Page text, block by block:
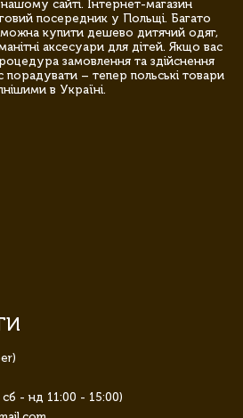
сайті. Інтернет-магазин
посередник у Польщі. Багато
купити дешево дитячий одяг,
аксесуари для дітей. Якщо вас
замовлення та здійснення
порадувати – тепер польські товари
в Україні.
- нд 11:00 - 15:00)